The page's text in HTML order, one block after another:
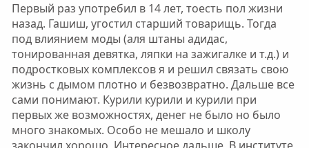
Первый раз употребил в 14 лет, тоесть пол жизни
назад. Гашиш, угостил старший товарищь. Тогда
под влиянием моды (аля штаны адидас,
тонированная девятка, ляпки на зажигалке и т.д.) и
подростковых комплексов я и решил связать свою
жизнь с дымом плотно и безвозвратно. Дальше все
сами понимают. Курили курили и курили при
первых же возможностях, денег не было но было
много знакомых. Особо не мешало и школу